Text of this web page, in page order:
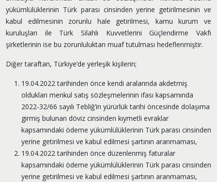
yükümlülüklerinin Türk parası cinsinden yerine getirilmesinin ve
kabul edilmesinin zorunlu hale getirilmesi, kamu kurum ve
kuruluşları ile Türk Silahlı Kuvvetlerini Güçlendirme Vakfı
şirketlerinin ise bu zorunluluktan muaf tutulması hedeflenmiştir.
Diğer taraftan, Türkiye’de yerleşik kişilerin;
19.04.2022 tarihinden önce kendi aralarında akdetmiş
oldukları menkul satış sözleşmelerinin ifası kapsamında
2022-32/66 sayılı Tebliğ’in yürürlük tarihi öncesinde dolaşıma
girmiş bulunan döviz cinsinden kıymetli evraklar
kapsamındaki ödeme yükümlülüklerinin Türk parası cinsinden
yerine getirilmesi ve kabul edilmesi şartının aranmaması,
19.04.2022 tarihinden önce düzenlenmiş faturalar
kapsamındaki ödeme yükümlülüklerinin Türk parası cinsinden
yerine getirilmesi ve kabul edilmesi şartının aranmaması,